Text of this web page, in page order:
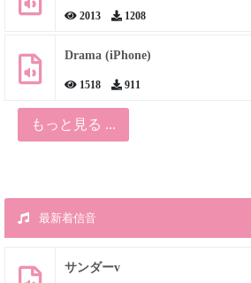
2013 1208
Drama (iPhone)
1518 911
もっと見る ...
最新着信音
サンダーv